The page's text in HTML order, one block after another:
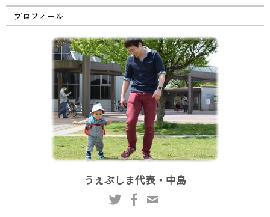
プロフィール
うぇぶしま代表・中島